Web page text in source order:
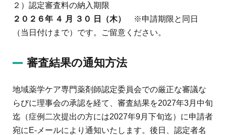
２）認定審査料の納入期限
２０２６年 ４ 月 ３０ 日（木）
※申請期限と同日
（当日付けまで）です。ご留意ください。
審査結果の通知方法
地域薬学ケア専門薬剤師認定委員会での厳正な審議な
らびに理事会の承認を経て、審査結果を2027年3月中旬
迄（症例二次提出の方には2027年9月下旬迄）に申請者
宛にE-メールにより通知いたします。後日、認定者名